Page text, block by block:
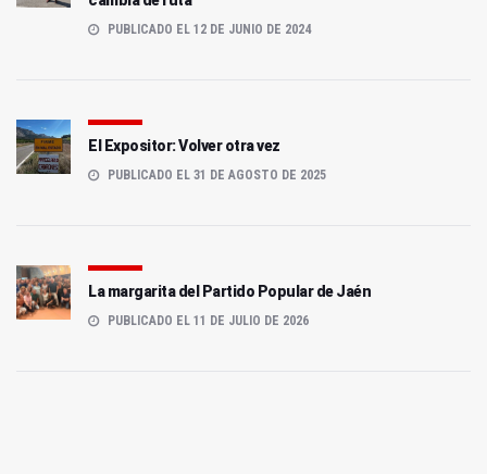
PUBLICADO EL 12 DE JUNIO DE 2024
El Expositor: Volver otra vez
PUBLICADO EL 31 DE AGOSTO DE 2025
La margarita del Partido Popular de Jaén
PUBLICADO EL 11 DE JULIO DE 2026